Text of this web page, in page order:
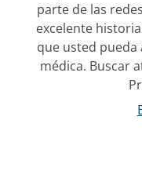
parte de las
excelente
que usted
médica. Buscar